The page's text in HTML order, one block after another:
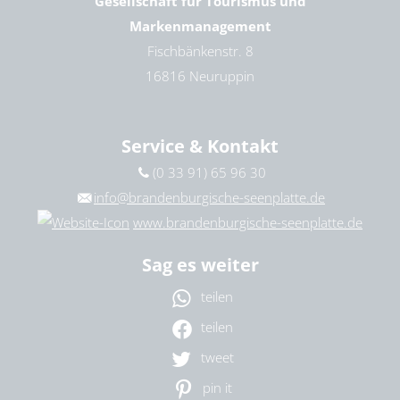
Markenmanagement
Fischbänkenstr. 8
16816 Neuruppin
Service & Kontakt
(0 33 91) 65 96 30
info@brandenburgische-seenplatte.de
www.brandenburgische-seenplatte.de
Sag es weiter
teilen
teilen
tweet
pin it